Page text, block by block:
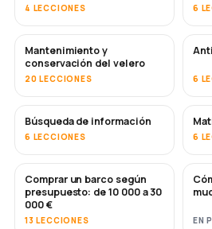
4 LECCIONES 6
Mantenimiento y
conservación del velero
20 LECCIONES 6
Búsqueda de información
6 LECCIONES 6
PRONTO
Comprar un barco según
presupuesto: de 10 000 a 30
000 €
13 LECCIONES EN